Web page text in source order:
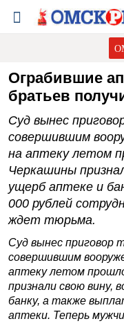
Ограбившие
братьев
Суд вынес
совершившим
на аптеку летом
Черкашины
ущерб аптеке и
000 рублей
ждет тюрьма.
Суд вынес приговор
совершившим
аптеку летом
признали свою вину,
банку, а также
аптеки. Теперь